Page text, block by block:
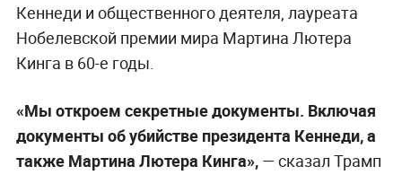
Кеннеди и общественного деятеля, лауреата
Нобелевской премии мира Мартина Лютера
Кинга в 60-е годы.
«Мы откроем секретные документы. Включая
документы об убийстве президента Кеннеди, а
также Мартина Лютера Кинга»,— сказал Трамп